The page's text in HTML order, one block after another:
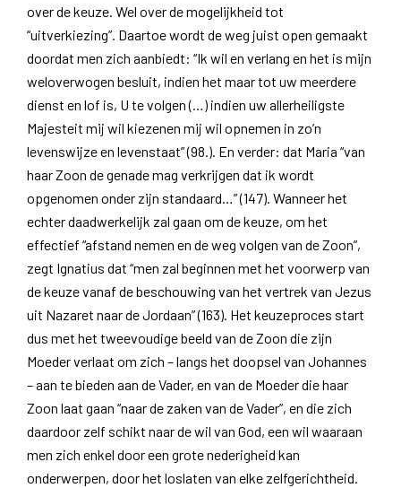
over de keuze. Wel over de mogelijkheid tot
“uitverkiezing”. Daartoe wordt de weg juist open gemaakt
doordat men zich aanbiedt: “Ik wil en verlang en het is mijn
weloverwogen besluit, indien het maar tot uw meerdere
dienst en lof is, U te volgen (…) indien uw allerheiligste
Majesteit mij wil kiezenen mij wil opnemen in zo’n
levenswijze en levenstaat” (98.). En verder: dat Maria “van
haar Zoon de genade mag verkrijgen dat ik wordt
opgenomen onder zijn standaard…” (147). Wanneer het
echter daadwerkelijk zal gaan om de keuze, om het
effectief “afstand nemen en de weg volgen van de Zoon”,
zegt Ignatius dat “men zal beginnen met het voorwerp van
de keuze vanaf de beschouwing van het vertrek van Jezus
uit Nazaret naar de Jordaan” (163). Het keuzeproces start
dus met het tweevoudige beeld van de Zoon die zijn
Moeder verlaat om zich – langs het doopsel van Johannes
– aan te bieden aan de Vader, en van de Moeder die haar
Zoon laat gaan “naar de zaken van de Vader”, en die zich
daardoor zelf schikt naar de wil van God, een wil waaraan
men zich enkel door een grote nederigheid kan
onderwerpen, door het loslaten van elke zelfgerichtheid.